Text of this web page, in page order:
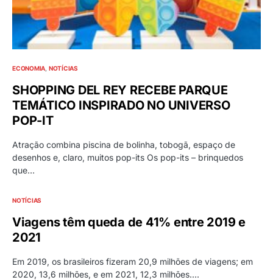
ECONOMIA NOTÍCIAS
SHOPPING DEL REY RECEBE PARQUE
TEMÁTICO INSPIRADO NO UNIVERSO
POP-IT
Atração combina piscina de bolinha, tobogã, espaço de
desenhos e, claro, muitos pop-its Os pop-its – brinquedos
que…
NOTÍCIAS
Viagens têm queda de 41% entre 2019 e
2021
Em 2019, os brasileiros fizeram 20,9 milhões de viagens; em
2020, 13,6 milhões, e em 2021, 12,3 milhões.…